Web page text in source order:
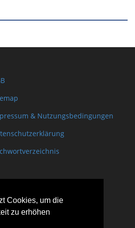
Cookies, um die
zu erhöhen
& Nutzungsbedingungen
2